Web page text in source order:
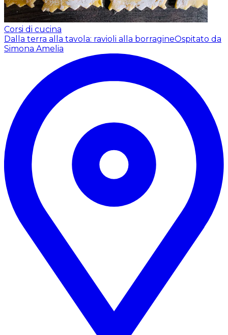
Corsi di cucina
Dalla terra alla tavola: ravioli alla borragineOspitato da
Simona Amelia